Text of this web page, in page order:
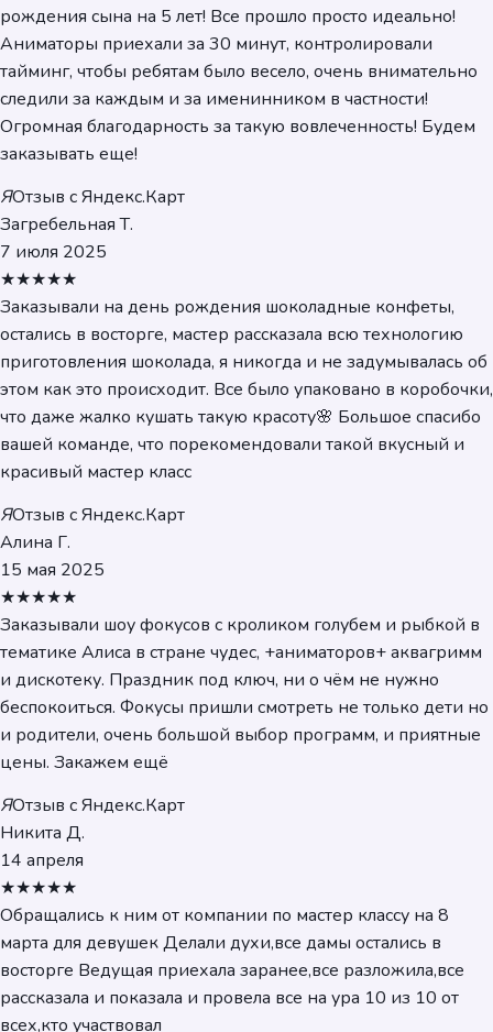
рождения сына на 5 лет! Все прошло просто идеально!
Аниматоры приехали за 30 минут, контролировали
тайминг, чтобы ребятам было весело, очень внимательно
следили за каждым и за именинником в частности!
Огромная благодарность за такую вовлеченность! Будем
заказывать еще!
ЯОтзыв с Яндекс.Карт
Загребельная Т.
7 июля 2025
★★★★★
Заказывали на день рождения шоколадные конфеты,
остались в восторге, мастер рассказала всю технологию
приготовления шоколада, я никогда и не задумывалась об
этом как это происходит. Все было упаковано в коробочки,
что даже жалко кушать такую красоту🌸 Большое спасибо
вашей команде, что порекомендовали такой вкусный и
красивый мастер класс
ЯОтзыв с Яндекс.Карт
Алина Г.
15 мая 2025
★★★★★
Заказывали шоу фокусов с кроликом голубем и рыбкой в
тематике Алиса в стране чудес, +аниматоров+ аквагримм
и дискотеку. Праздник под ключ, ни о чём не нужно
беспокоиться. Фокусы пришли смотреть не только дети но
и родители, очень большой выбор программ, и приятные
цены. Закажем ещё
ЯОтзыв с Яндекс.Карт
Никита Д.
14 апреля
★★★★★
Обращались к ним от компании по мастер классу на 8
марта для девушек Делали духи,все дамы остались в
восторге Ведущая приехала заранее,все разложила,все
рассказала и показала и провела все на ура 10 из 10 от
всех,кто участвовал